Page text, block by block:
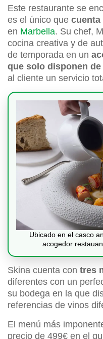
Este restaurante se
es el único que cuenta
en Marbella. Su chef,
cocina creativa y de
de temporada en un a
que solo disponen
al cliente un servicio
Ubicado en el casco
acogedor
Skina cuenta con tres
diferentes con un
su bodega en la que
referencias de vinos
El menú más
precio de 499€ en el